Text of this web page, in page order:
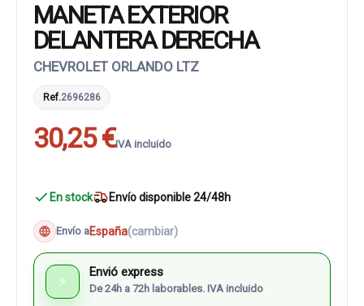
MANETA EXTERIOR
DELANTERA DERECHA
CHEVROLET ORLANDO LTZ
Ref.2696286
30,25 €IVA incluido
En stock Envío disponible 24/48h
Envío aEspaña(cambiar)
⚡
Envió express
De 24h a 72h laborables. IVA incluido